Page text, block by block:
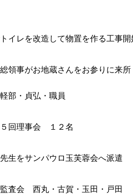
イレを改造して物置を作る工事開
領事がお地蔵さんをお参りに来
部・貞弘・職員
回理事会 １２名
生をサンパウロ玉芙蓉会へ派遣
査会 西丸・古賀・玉田・戸田